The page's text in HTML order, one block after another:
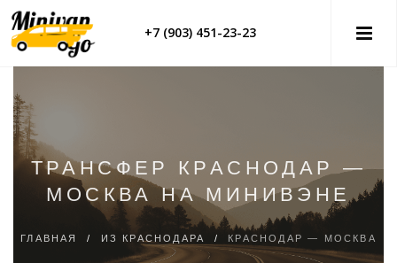
+7 (903) 451-23-23
ТРАНСФЕР КРАСНОДАР —
МОСКВА НА МИНИВЭНЕ
ГЛАВНАЯ / ИЗ КРАСНОДАРА / КРАСНОДАР — МОСКВА